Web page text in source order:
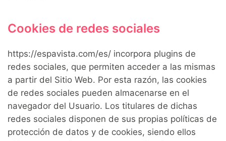
Cookies de redes sociales
https://espavista.com/es/ incorpora plugins de
redes sociales, que permiten acceder a las mismas
a partir del Sitio Web. Por esta razón, las cookies
de redes sociales pueden almacenarse en el
navegador del Usuario. Los titulares de dichas
redes sociales disponen de sus propias políticas de
protección de datos y de cookies, siendo ellos